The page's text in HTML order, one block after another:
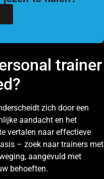
trainer
zich door een
aandacht en het
vertalen naar effectieve
– zoek naar trainers met
aangevuld met
behoeften.